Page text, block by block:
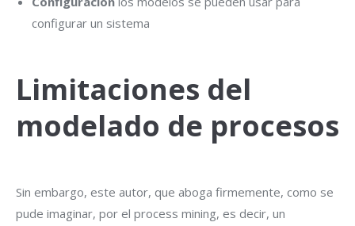
configurar un sistema
Limitaciones del
modelado de procesos
Sin embargo, este autor, que aboga firmemente, como se
pude imaginar, por el process mining, es decir, un